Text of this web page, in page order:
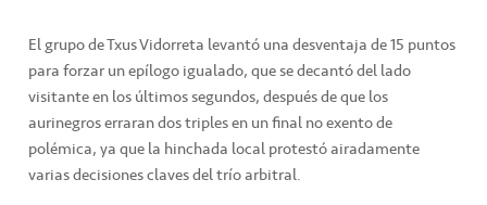
El grupo de Txus Vidorreta levantó una desventaja de 15 puntos
para forzar un epílogo igualado, que se decantó del lado
visitante en los últimos segundos, después de que los
aurinegros erraran dos triples en un final no exento de
polémica, ya que la hinchada local protestó airadamente
varias decisiones claves del trío arbitral.